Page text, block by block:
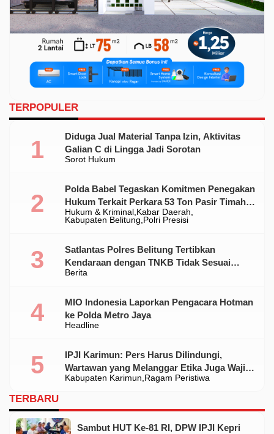
TERPOPULER
Sorot Hukum
Diduga Jual Material Tanpa Izin, Aktivitas
Galian C di Lingga Jadi Sorotan
Hukum & Kriminal
Kabar Daerah
Kabupaten Belitung Polri Presisi
Polda Babel Tegaskan Komitmen Penegakan
Hukum Terkait Perkara 53 Ton Pasir Timah
Ilegal Di Belitung
Berita
Satlantas Polres Belitung Tertibkan
Kendaraan dengan TNKB Tidak Sesuai
Standar
Headline
MIO Indonesia Laporkan Pengacara Hotman
ke Polda Metro Jaya
Kabupaten Karimun Ragam Peristiwa
IPJI Karimun: Pers Harus Dilindungi,
Wartawan yang Melanggar Etika Juga Wajib
Dikoreksi
TERBARU
Sambut HUT Ke-81 RI, DPW IPJI Kepri